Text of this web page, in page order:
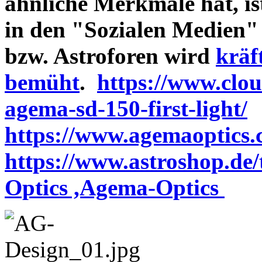
in den "Sozialen Medien"
bzw. Astroforen wird
bemüht. https://
agema-sd-150-first-light/
https://
https://
Optics ,Agema-Optics